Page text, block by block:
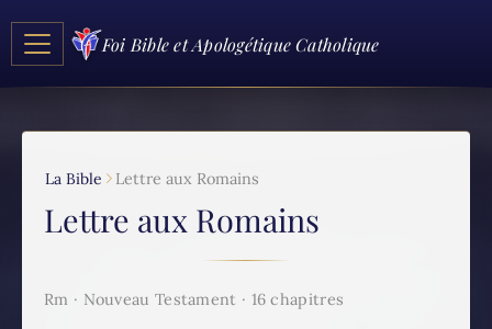
Foi Bible et Apologétique Catholique
La Bible Lettre aux Romains
Lettre aux Romains
Rm · Nouveau Testament · 16 chapitres